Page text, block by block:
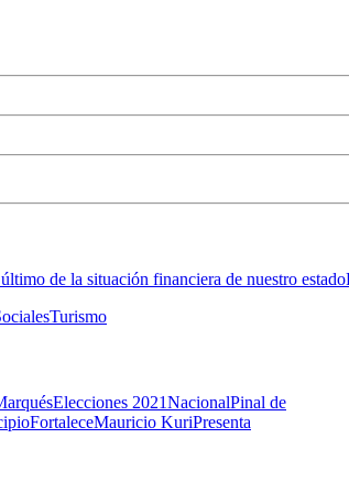
de la situación financiera de nuestro estado
Turismo
Elecciones 2021NacionalPinal de
FortaleceMauricio KuriPresenta